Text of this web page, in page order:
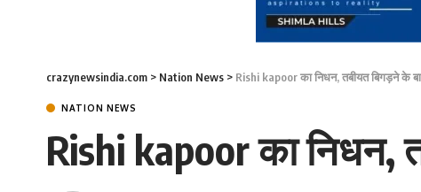
crazynewsindia.com > Nation News > Rishi kapoor का निधन, तबीयत बिगड़ने के
NATION NEWS
Rishi kapoor का निधन,